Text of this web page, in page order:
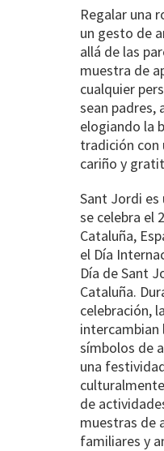
Regalar una
un gesto de
allá de las
muestra de
cualquier
sean padres,
elogiando la
tradición con
cariño y
Sant Jordi
se celebra el
Cataluña,
el Día
Día de Sant
Cataluña.
celebración,
intercambian
símbolos de
una
de
muestras de
familiares y